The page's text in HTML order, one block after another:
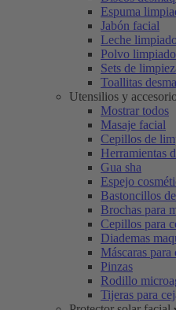
Espuma
Jabón facial
Leche
Polvo
Sets de
Toallitas
Utensilios y
Mostrar todos
Masaje facial
Cepillos de
Herramientas
Gua sha
Espejo
Bastoncillos
Brochas para
Cepillos para
Diademas
Máscaras
Pinzas
Rodillo
Tijeras para